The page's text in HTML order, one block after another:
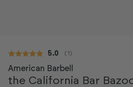
Gennemsnitlig
5.0 ( stemmer:
1 )
American Barbell
the California Bar